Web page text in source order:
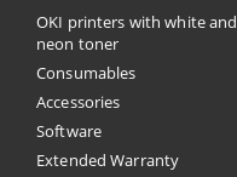
OKI printers with white and
neon toner
Consumables
Accessories
Software
Extended Warranty